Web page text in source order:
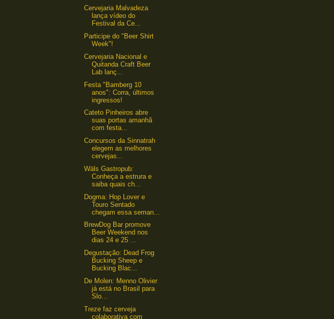
Cervejaria Malvadeza
lança vídeo do
Festival da Ce...
Participe do "Beer Shirt
Week"!
Cervejaria Nacional e
Quitanda Craft Beer
Lab lanç...
Festa "Bamberg 10
anos": Corra, últimos
ingressos!
Cateto Pinheiros abre
suas portas amanhã
com festa...
Concursos da Sinnatrah
elegem as melhores
cervejas...
Wäls Gastropub:
Conheça a estrura e
saiba quais ch...
Dogma: Hop Lover e
Touro Sentado
chegam essa seman...
BrewDog Bar promove
Beer Weekend nos
dias 24 e 25 ...
Degustação: Dead Frog
Bucking Sheep e
Bucking Blac...
De Molen: Menno Olivier
já está no Brasil para
Slo...
Treze faz cerveja
colaborativa com